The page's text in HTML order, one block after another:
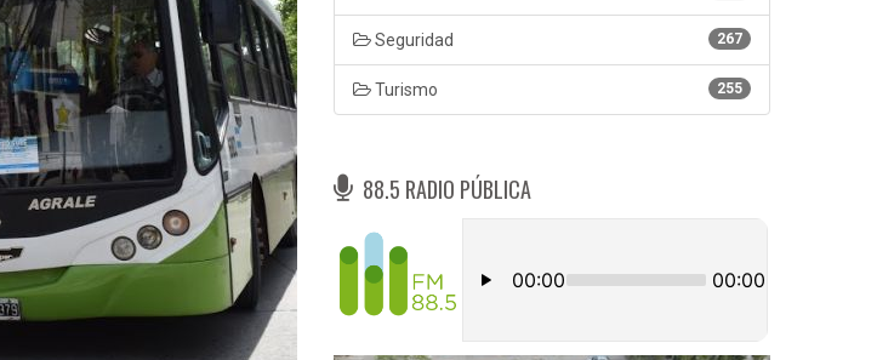
267
Seguridad
255
Turismo
88.5 RADIO PÚBLICA